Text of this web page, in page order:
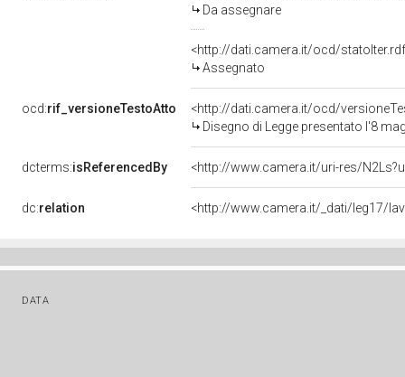
Da assegnare
<http://dati.camera.it/ocd/
Assegnato
ocd:rif_versioneTestoAtto
<http://dati.camera.it/ocd/
Disegno di Legge presentato l'8
dcterms:isReferencedBy <http://www.camera.it/uri-res/
dc:relation <http://www.camera.it/_dati/leg17/
DATA